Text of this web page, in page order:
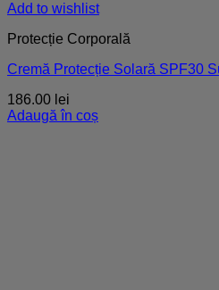
Add to wishlist
Protecție Corporală
Cremă Protecție Solară SPF30
186.00 lei
Adaugă în coș